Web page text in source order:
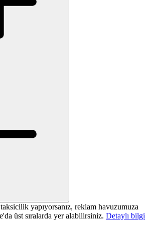
yapıyorsanız, reklam havuzumuza
üst sıralarda yer alabilirsiniz. Detaylı bilgi